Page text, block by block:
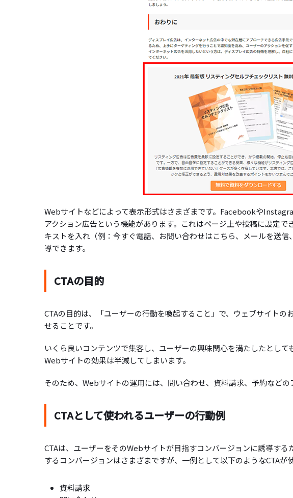
Webサイトなどによって表示形式はさまざまです。Facebookや
アクション広告という機能があります。これはページ上や投稿に設定
キストを入れ（例：今すぐ電話、お問い合わせはこちら、メールを送
導できます。
CTAの目的
CTAの目的は、「ユーザーの行動を喚起すること」で、ウェブサイト
せることです。
いくら良いコンテンツで集客し、ユーザーの興味関心を満たしたとして
Webサイトの効果は半減してしまいます。
そのため、Webサイトの運用には、問い合わせ、資料請求、予約などの
CTAとして使われるユーザーの行動例
CTAは、ユーザーをそのWebサイトが目指すコンバージョンに誘導す
するコンバージョンはさまざまですが、一例として以下のようなCTAが
資料請求